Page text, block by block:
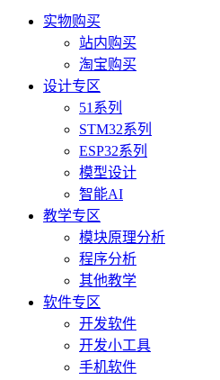
实物购买
站内购买
淘宝购买
设计专区
51系列
STM32系列
ESP32系列
模型设计
智能AI
教学专区
模块原理分析
程序分析
其他教学
软件专区
开发软件
开发小工具
手机软件